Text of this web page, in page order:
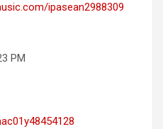
ipasean2988309
PM